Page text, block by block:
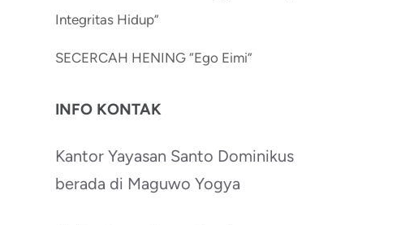
Integritas Hidup”
SECERCAH HENING “Ego Eimi”
INFO KONTAK
Kantor Yayasan Santo Dominikus
berada di Maguwo Yogya